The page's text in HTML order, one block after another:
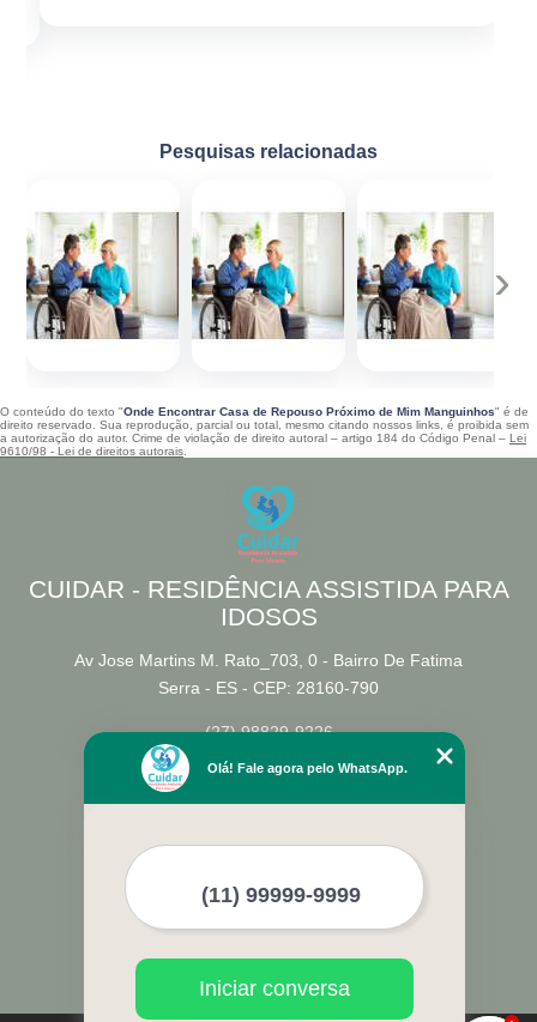
Pesquisas relacionadas
‹ ›
O conteúdo do texto "Onde Encontrar Casa de Repouso Próximo de Mim Manguinhos" é de
direito reservado. Sua reprodução, parcial ou total, mesmo citando nossos links, é proibida sem
a autorização do autor. Crime de violação de direito autoral – artigo 184 do Código Penal – Lei
9610/98 - Lei de direitos autorais
CUIDAR - RESIDÊNCIA ASSISTIDA PARA
IDOSOS
Av Jose Martins M. Rato_703, 0 - Bairro De Fatima
Serra - ES - CEP: 28160-790
(27) 98829-9226
Home
Empresa
Contato
Olá! Fale agora pelo WhatsApp.
Iniciar conversa